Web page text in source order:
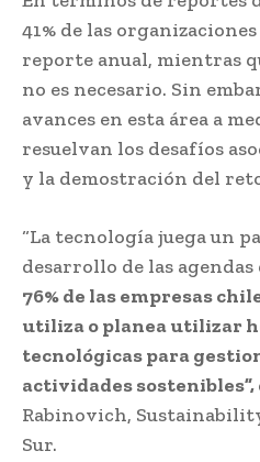
41% de las
reporte anual, mientras
no es necesario. Sin
avances en esta área a
resuelvan los desafíos
y la demostración del
“La tecnología juega un
desarrollo de las
76% de las empresas
utiliza o planea utilizar
tecnológicas para
actividades sostenibles”,
Rabinovich,
Sur.